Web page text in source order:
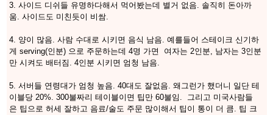
3. 사이드 디쉬들 유명하다해서 먹어봤는데 별거 없음. 솔직히 돈아까
움. 사이드도 미친듯이 비쌈.
4. 양이 많음. 사람 수대로 시키면 음식 남음. 예를들어 스테이크 신기하
게 serving(인분) 으로 주문하는데 4명 가면 여자는 2인분, 남자는 3인분
만 시켜도 배터짐. 4인분 시키면 엄청 남음.
5. 서버들 연령대가 엄청 높음. 40대도 잘없음. 왜그런가 했더니 일단 테
이블당 20%. 300불짜리 테이블이면 팁만 60불임. 그리고 미국사람들
은 팁으로 허세 잘하고 음료/술도 주문 많이해서 팁이 통이 더 큼. 팁 크